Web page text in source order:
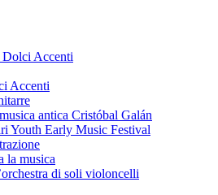
Accenti
Accenti
antica Cristóbal Galán
Youth Early Music Festival
la musica
di soli violoncelli